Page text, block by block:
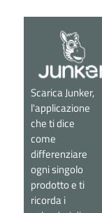
Scarica Junker,
l'applicazione
che ti dice
come
differenziare
ogni singolo
prodotto e ti
ricorda i